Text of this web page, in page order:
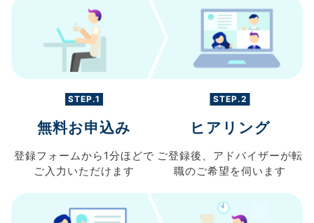
STEP.1
無料お申込み
登録フォームから 1分ほどで
ご入力 いただけます
STEP.2
ヒアリング
ご登録後、 アドバイザーが転
職のご希望を伺います